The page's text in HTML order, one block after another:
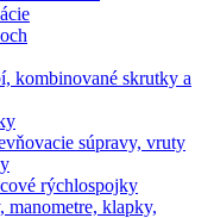
kombinované skrutky a
súpravy, vruty
rýchlospojky
manometre, klapky,